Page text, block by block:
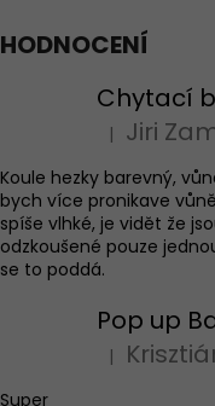
HODNOCENÍ
Hodnocení
| Jiri
Koule hezky barevný,
bych více pronikave
spíše vlhké, je vidět že
odzkoušené pouze
se to poddá.
Pop up
Hodnocení
|
Super